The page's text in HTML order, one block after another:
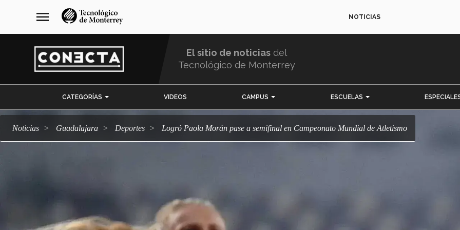
navegación
principal
menu NOTICIAS
El sitio de noticias del
Tecnológico de Monterrey
CATEGORÍAS VIDEOS CAMPUS ESCUELAS
Noticias Guadalajara deportes Logró Paola Morán pase a semifinal en Campeonato Mundial de Atletismo